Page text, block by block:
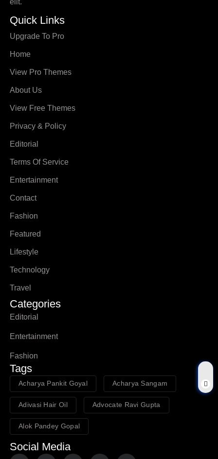
Quick Links
Upgrade To Pro
Home
View Pro Themes
About Us
View Free Themes
Privacy & Policy
Editorial
Terms Of Service
Entertainment
Contact
Fashion
Featured
Lifestyle
Technology
Travel
Categories
Editorial
Entertainment
Fashion
Tags
Acharya Pankit Goyal Acharya Sangam
Adivasi Hair Oil Advocate Ravi Gupta
Alok Pandey Gopal
Social Media